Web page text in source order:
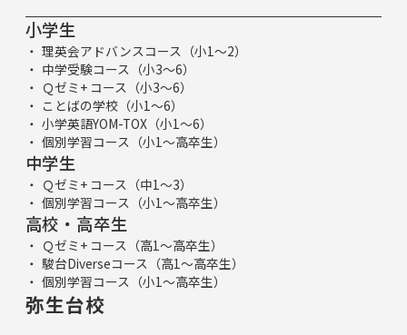
小学生
理英会アドバンスコース（小1～2）
中学受験コース（小3～6）
Ｑゼミ+ コース（小3～6）
ことばの学校（小1～6）
小学英語YOM-TOX（小1～6）
個別学習コース（小1～高卒生）
中学生
Ｑゼミ+ コース（中1～3）
個別学習コース（小1～高卒生）
高校・高卒生
Ｑゼミ+ コース（高1～高卒生）
駿台Diverseコース（高1～高卒生）
個別学習コース（小1～高卒生）
弥生台校